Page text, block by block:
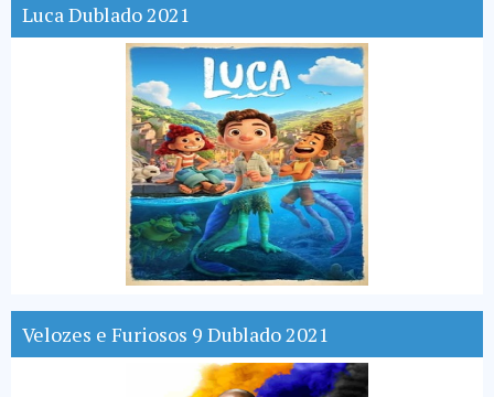
Luca Dublado 2021
Velozes e Furiosos 9 Dublado 2021